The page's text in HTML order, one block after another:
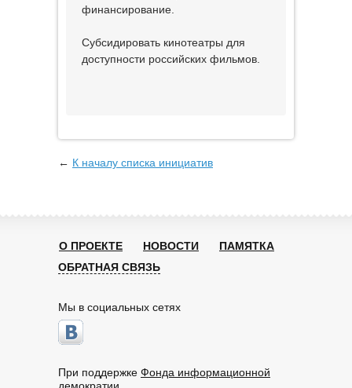
финансирование.
Субсидировать кинотеатры для
доступности российских фильмов.
← К началу списка инициатив
О ПРОЕКТЕ НОВОСТИ
ПАМЯТКА
ОБРАТНАЯ СВЯЗЬ
Мы в социальных сетях
При поддержке Фонда информационной